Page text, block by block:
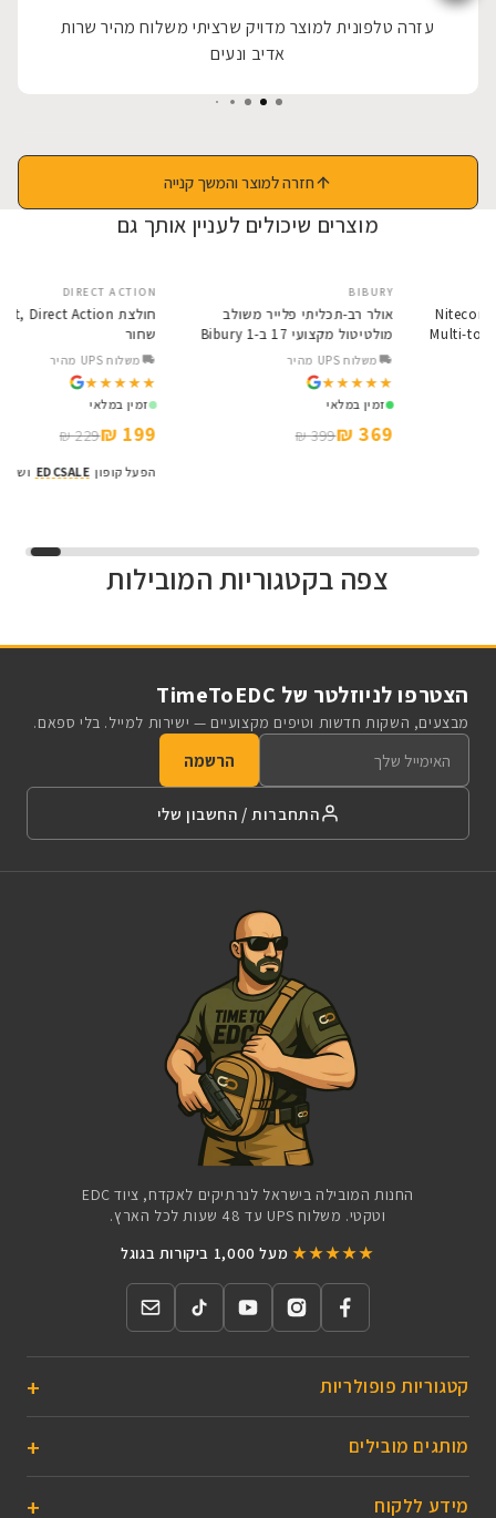
עזרה טלפונית למוצר מדויק שרציתי משלוח מהיר שרות
אדיב ונעים
חזרה למוצר והמשך קנייה
מוצרים שיכולים לעניין אותך גם
אולר רב תכליתי Nitecore Bibury
אולר רב-תכליתי פלייר משולב
מולטיטול מקצועי 17 ב-1 Bibury
Base BI2045
משלוח UPS מהיר
★★★★★
★★★★★
זמין במלאי
369 ₪
SALE
DIRECT ACTION
משלוח UPS מהיר
★★★★★
★★★★★
זמין במלאי
199 ₪
הפעל קופון
צפה בקטגוריות המובילות
כוונות השלכה לכל החיים קולקציית הפנסים NITECORE
לפרטים
כוונות השלכה עם טכנולוגיה
פנסים עם עצמה וציינים
לפרטים
הצטרפו לניוזלטר של TimeToEDC
מבצעים, השקות חדשות וטיפים מקצועיים — ישירות למייל. בלי ספאם.
הרשמה
התחברות / החשבון שלי
החנות המובילה בישראל לנרתיקים לאקדח, ציוד EDC
וטקטי. משלוח UPS עד 48 שעות לכל הארץ.
★★★★★ מעל 1,000 ביקורות בגוגל
קטגוריות פופולריות
מותגים מובילים
מידע ללקוח